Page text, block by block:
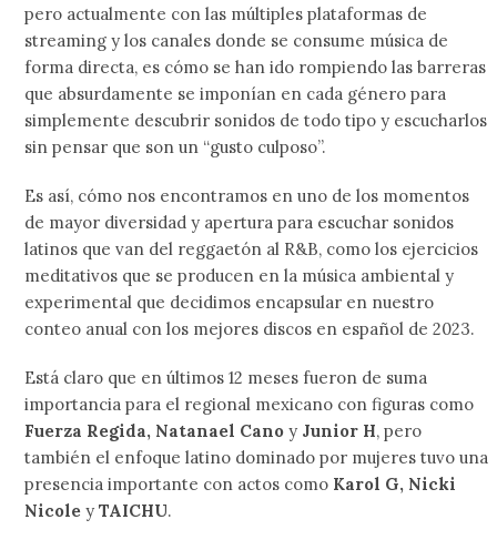
pero actualmente con las múltiples plataformas de
streaming y los canales donde se consume música de
forma directa, es cómo se han ido rompiendo las barreras
que absurdamente se imponían en cada género para
simplemente descubrir sonidos de todo tipo y escucharlos
sin pensar que son un “gusto culposo”.
Es así, cómo nos encontramos en uno de los momentos
de mayor diversidad y apertura para escuchar sonidos
latinos que van del reggaetón al R&B, como los ejercicios
meditativos que se producen en la música ambiental y
experimental que decidimos encapsular en nuestro
conteo anual con los mejores discos en español de 2023.
Está claro que en últimos 12 meses fueron de suma
importancia para el regional mexicano con figuras como
Fuerza Regida, Natanael Cano y Junior H, pero
también el enfoque latino dominado por mujeres tuvo una
presencia importante con actos como Karol G, Nicki
Nicole yTAICHU.